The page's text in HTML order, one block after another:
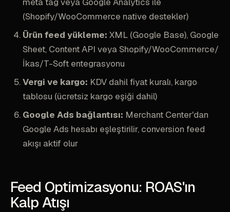
(Shopify/WooCommerce native destekler)
Ürün feed yükleme: XML (Google Base), Google
Sheet, Content API veya Shopify/WooCommerce/
İkas/T-Soft entegrasyonu
Vergi ve kargo: KDV dahil fiyat kuralı, kargo
tablosu (ücretsiz kargo eşiği dahil)
Google Ads bağlantısı: Merchant Center'dan
Google Ads hesabı eşleştirilir, conversion feed
akışı aktif olur
Feed Optimizasyonu: ROAS'ın
Kalp Atışı